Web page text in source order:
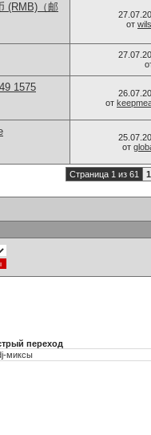
(RMB)（邮
от
1575
от
от
Страница 1 из 61 1
переход